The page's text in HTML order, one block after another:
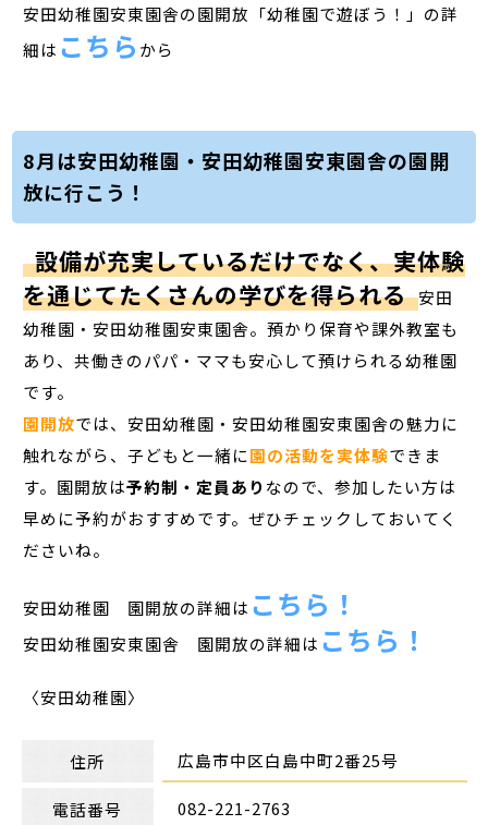
安田幼稚園安東園舎の園開放「幼稚園で遊ぼう！」の詳
細は こちら から
8月は安田幼稚園・安田幼稚園安東園舎の園開
放に行こう！
設備が充実しているだけでなく、実体験
を通じてたくさんの学びを得られる 安田
幼稚園・安田幼稚園安東園舎。預かり保育や課外教室も
あり、共働きのパパ・ママも安心して預けられる幼稚園
です。
園開放では、安田幼稚園・安田幼稚園安東園舎の魅力に
触れながら、子どもと一緒に園の活動を実体験できま
す。園開放は予約制・定員あり なので、参加したい方は
早めに予約がおすすめです。ぜひチェックしておいてく
ださいね。
安田幼稚園 園開放の詳細は こちら！
安田幼稚園安東園舎 園開放の詳細は こちら！
〈安田幼稚園〉
住所 広島市中区白島中町2番25号
電話番号 082-221-2763